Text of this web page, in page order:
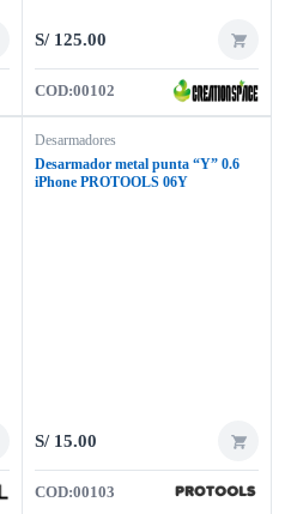
S/125.00
COD:00102
Desarmadores
Desarmador metal punta “Y” 0.6
iPhone PROTOOLS 06Y
S/15.00
COD:00103